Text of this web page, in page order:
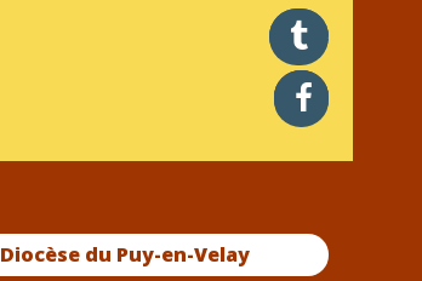
twitter
facebook
Diocèse du Puy-en-Velay